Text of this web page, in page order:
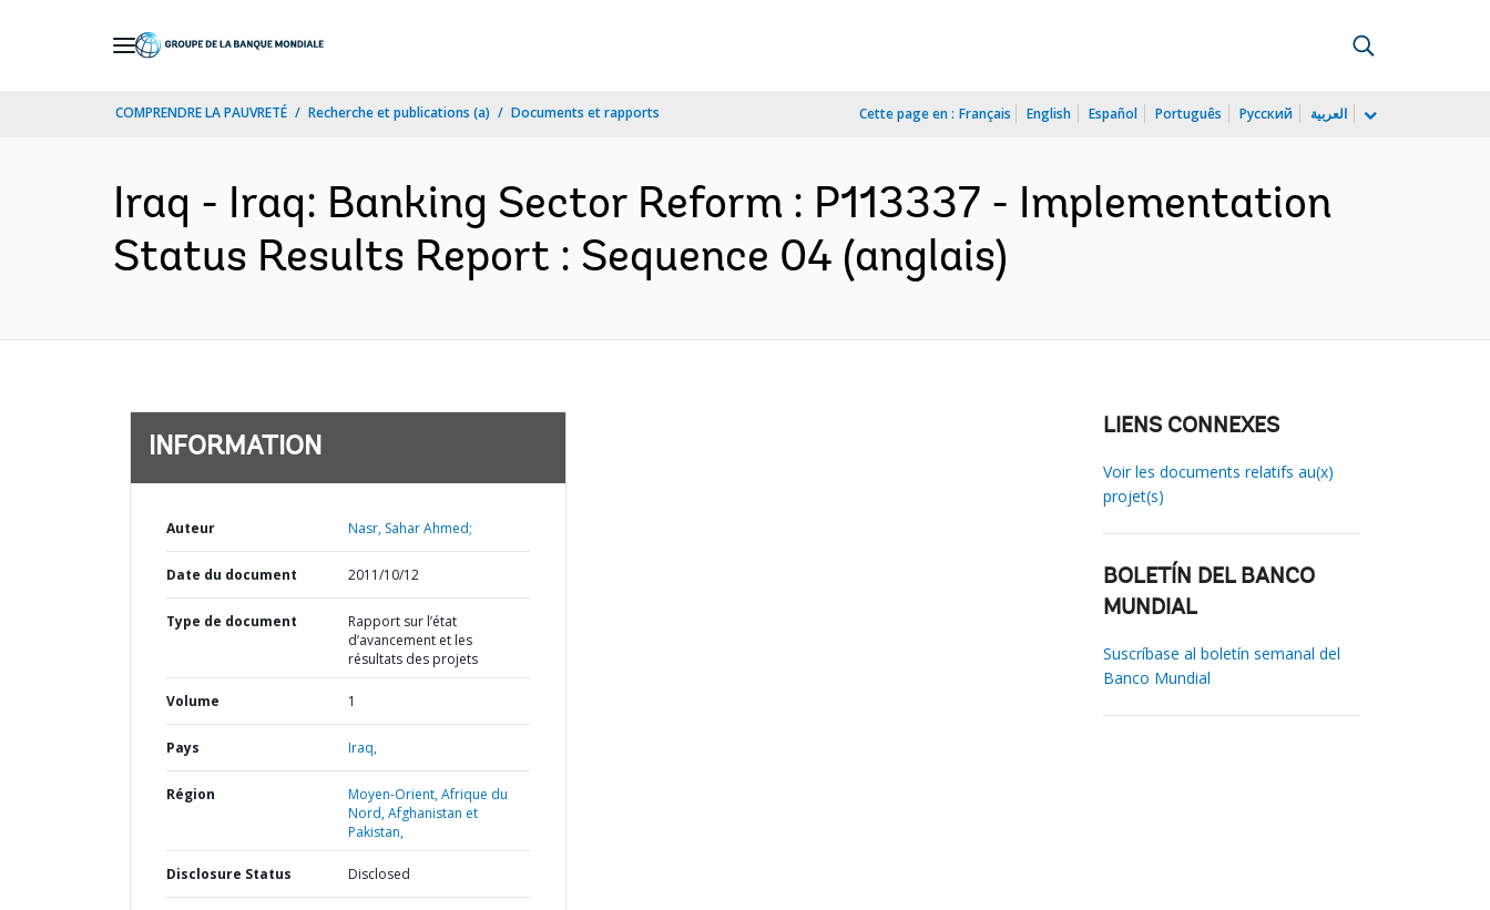
COMPRENDRE LA PAUVRETÉ Recherche et publications (a) Documents et rapports Cette page en : Français English Español Português Русский العربية
Iraq - Iraq: Banking Sector Reform : P113337 - Implementation
Status Results Report : Sequence 04 (anglais)
INFORMATION
Auteur Nasr, Sahar Ahmed;
Date du document 2011/10/12
Type de document
Rapport sur l’état
d’avancement et les
résultats des projets
Volume 1
Pays Iraq,
Région
Moyen-Orient, Afrique du
Nord, Afghanistan et
Pakistan,
Disclosure Status Disclosed
LIENS CONNEXES
Voir les documents relatifs au(x)
projet(s)
BOLETÍN DEL BANCO
MUNDIAL
Suscríbase al boletín semanal del
Banco Mundial